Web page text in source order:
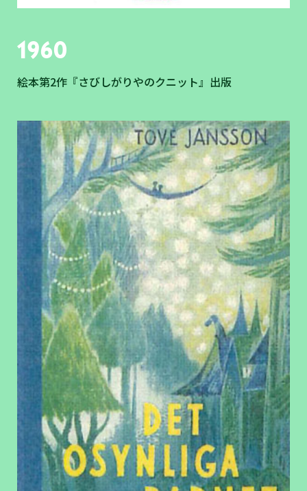
1960
絵本第2作『さびしがりやのクニット』出版